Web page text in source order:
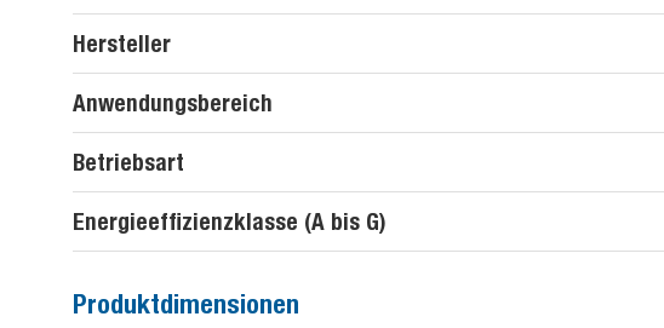
Hersteller
Anwendungsbereich
Betriebsart
Energieeffizienzklasse (A bis G)
Produktdimensionen